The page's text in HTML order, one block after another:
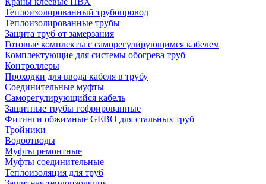
Теплоизолированный трубопровод
Теплоизолированные трубы
Защита труб от замерзания
Готовые комплекты с саморегулирующимся кабелем
Комплектующие для системы обогрева труб
Контроллеры
Проходки для ввода кабеля в трубу
Соединительные муфты
Саморегулирующийся кабель
Защитные трубы гофрированные
Фитинги обжимные GEBO для стальных труб
Тройники
Водоотводы
Муфты ремонтные
Муфты соединительные
Теплоизоляция для труб